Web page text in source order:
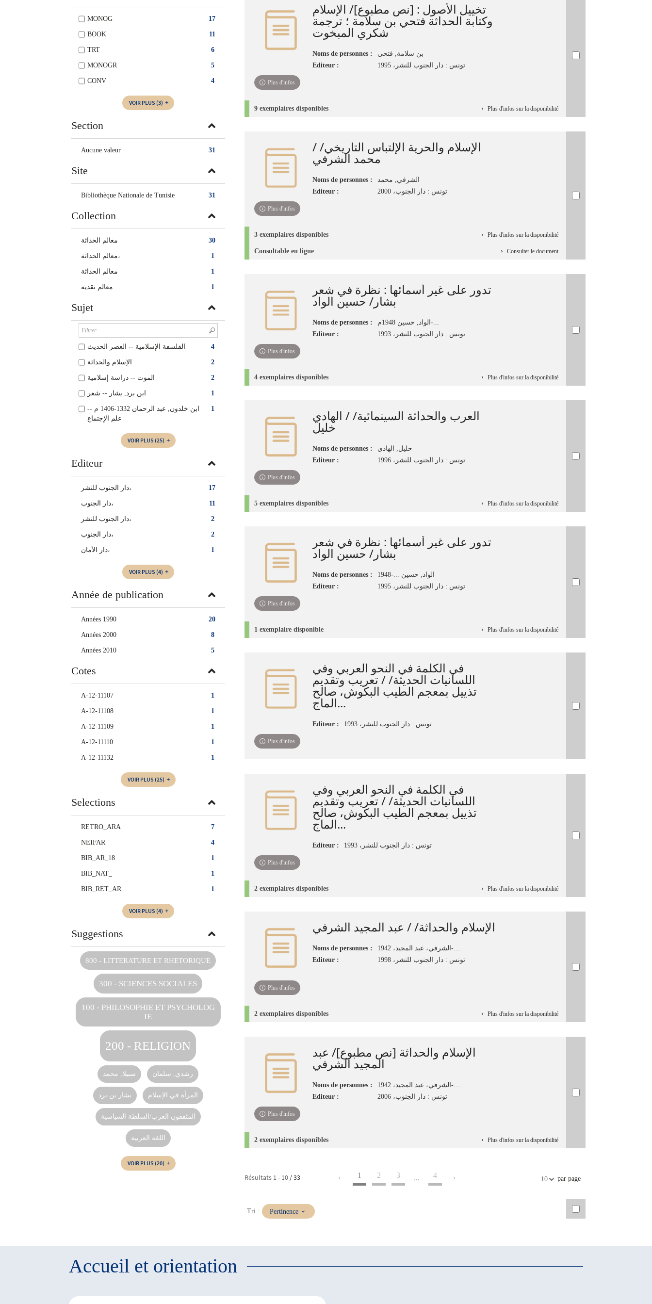
تخييل الأصول‏ : ‏[نص مطبوع]/ الإسلام
وكتابة الحداثة فتحي بن سلامة ؛ ترجمة
شكري المبخوت
Noms de personnes :
بن سلامة, فتحي‏
Editeur :
تونس : دار الجنوب للنشر‏، ‏1995
Plus d'infos
9 exemplaires disponibles Plus d'infos sur la disponibilité
الإسلام والحرية الإلتباس التاريخي/ /
محمد الشرفي
Noms de personnes :
الشرفي, محمد
Editeur :
تونس : دار الجنوب، 2000
Plus d'infos
3 exemplaires disponibles Plus d'infos sur la disponibilité
Consultable en ligne Consulter le document
تدور على غير أسمائها : نظرة في شعر
بشار/ حسين الواد
Noms de personnes :
الواد, حسين 1948م-...
Editeur :
تونس : دار الجنوب للنشر، 1993
Plus d'infos
4 exemplaires disponibles Plus d'infos sur la disponibilité
العرب والحداثة السينمائية/ / الهادي
خليل
Noms de personnes :
خليل, الهادي‏
Editeur :
تونس : دار الجنوب للنشر، 1996‏
Plus d'infos
5 exemplaires disponibles Plus d'infos sur la disponibilité
تدور على غير أسمائها : نظرة في شعر
بشار/ حسين الواد
Noms de personnes :
الواد, حسين ...-1948
Editeur :
تونس : دار الجنوب للنشر، 1995
Plus d'infos
1 exemplaire disponible Plus d'infos sur la disponibilité
في الكلمة في النحو العربي وفي
اللسانيات الحديثة/ / تعريب وتقديم
تذييل بمعجم الطيب البكوش، صالح
الماج...
Editeur : تونس : دار الجنوب للنشر، 1993
Plus d'infos
في الكلمة في النحو العربي وفي
اللسانيات الحديثة/ / تعريب وتقديم
تذييل بمعجم الطيب البكوش، صالح
الماج...
Editeur : تونس : دار الجنوب للنشر، 1993
Plus d'infos
2 exemplaires disponibles Plus d'infos sur la disponibilité
الإسلام والحداثة/ / عبد المجيد الشرفي
Noms de personnes :
الشرفي، عبد المجيد، 1942-....
Editeur :
تونس : دار الجنوب للنشر، 1998
Plus d'infos
2 exemplaires disponibles Plus d'infos sur la disponibilité
الإسلام والحداثة [نص مطبوع]/ عبد
المجيد الشرفي
Noms de personnes :
الشرفي، عبد المجيد، 1942-....
Editeur :
تونس : دار الجنوب، 2006
Plus d'infos
2 exemplaires disponibles Plus d'infos sur la disponibilité
Résultats 1 - 10 / 33 1 2 3 ... 4 10 par page
Tri :(MisePertinence
17
MONOG
11
BOOK
6
TRT
5
MONOGR
4
CONV
VOIR PLUS (3)
Section
31
Aucune valeur
Site
31
Bibliothèque Nationale de Tunisie
Collection
30 معالم الحداثة
1 معالم الحداثة،
1 معالم الحداثة‏
1 معالم نقدية
Sujet
4 الفلسفة الإسلامية -- العصر الحديث
2 الإسلام والحداثة
2 الموت -- دراسة إسلامية
1 ابن برد, يشار -- شعر
1
ابن خلدون, عبد الرحمان 1332-1406 م --
علم الإجتماع
VOIR PLUS (25)
Editeur
17 دار الجنوب للنشر،
11 دار الجنوب،
2 دار الجنوب للنشر‏،
2 دار الجنوب‏،
1 دار الأمان،
VOIR PLUS (4)
Année de publication
20
Années 1990
8
Années 2000
5
Années 2010
Cotes
1
A-12-11107
1
A-12-11108
1
A-12-11109
1
A-12-11110
1
A-12-11132
VOIR PLUS (25)
Selections
7
RETRO_ARA
4
NEIFAR
1
BIB_AR_18
1
BIB_NAT_
1
BIB_RET_AR
VOIR PLUS (4)
Suggestions
800 - LITTERATURE ET RHETORIQUE
300 - SCIENCES SOCIALES
100 - PHILOSOPHIE ET PSYCHOLOG
IE
200 - RELIGION
سبيلا, محمد‏‏ رشدي‏, ‏سلمان‏
بشار بن برد المرأة في الإسلام
المثقفون العرب/السلطة السياسية
اللغة العربية
VOIR PLUS (20)
Accueil et orientation